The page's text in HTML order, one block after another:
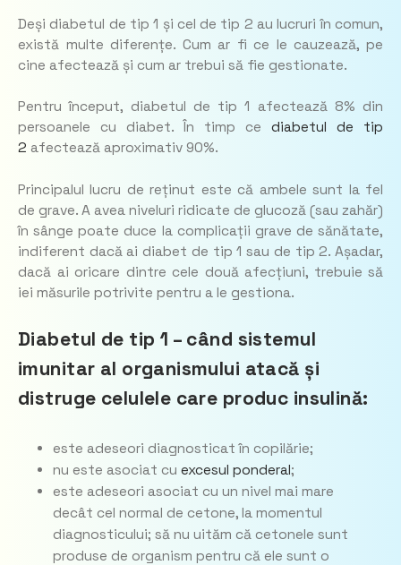
Deși diabetul de tip 1 și cel de tip 2 au lucruri în comun,
există multe diferențe. Cum ar fi ce le cauzează, pe
cine afectează și cum ar trebui să fie gestionate.
Pentru început, diabetul de tip 1 afectează 8% din
persoanele cu diabet. În timp ce diabetul de tip
2 afectează aproximativ 90%.
Principalul lucru de reținut este că ambele sunt la fel
de grave. A avea niveluri ridicate de glucoză (sau zahăr)
în sânge poate duce la complicații grave de sănătate,
indiferent dacă ai diabet de tip 1 sau de tip 2. Așadar,
dacă ai oricare dintre cele două afecțiuni, trebuie să
iei măsurile potrivite pentru a le gestiona.
Diabetul de tip 1 – când sistemul
imunitar al organismului atacă și
distruge celulele care produc insulină:
este adeseori diagnosticat în copilărie;
nu este asociat cu excesul ponderal;
este adeseori asociat cu un nivel mai mare
decât cel normal de cetone, la momentul
diagnosticului; să nu uităm că cetonele sunt
produse de organism pentru că ele sunt o